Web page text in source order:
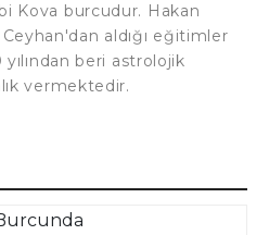
Kova burcudur. Hakan
aldığı eğitimler
yılından beri astrolojik
vermektedir.